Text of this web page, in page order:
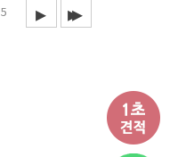
5